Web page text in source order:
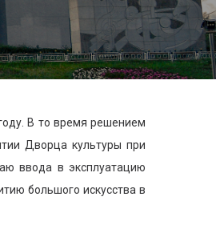
В то время решением
Дворца культуры при
ввода в эксплуатацию
большого искусства в